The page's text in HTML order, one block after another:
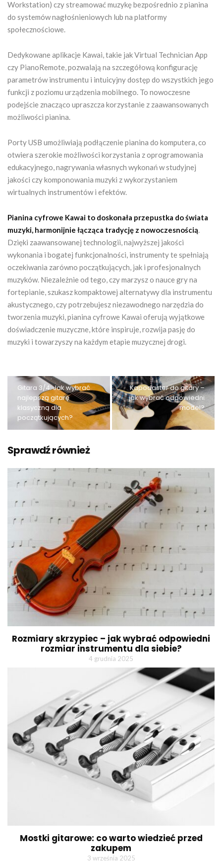
Workstation) czy streamować muzykę bezpośrednio z pianina
do systemów nagłośnieniowych lub na platformy
społecznościowe.
Dedykowane aplikacje Kawai, takie jak Virtual Technician App
czy PianoRemote, pozwalają na szczegółową konfigurację
parametrów instrumentu i intuicyjny dostęp do wszystkich jego
funkcji z poziomu urządzenia mobilnego. To nowoczesne
podejście znacząco upraszcza korzystanie z zaawansowanych
możliwości pianina.
Porty USB umożliwiają podłączenie pianina do komputera, co
otwiera szerokie możliwości korzystania z oprogramowania
edukacyjnego, nagrywania własnych wykonań w studyjnej
jakości czy komponowania muzyki z wykorzystaniem
wirtualnych instrumentów i efektów.
Pianina cyfrowe Kawai to doskonała przepustka do świata
muzyki, harmonijnie łącząca tradycję z nowoczesnością
Dzięki zaawansowanej technologii, najwyższej jakości
wykonania i bogatej funkcjonalności, instrumenty te spełniają
oczekiwania zarówno początkujących, jak i profesjonalnych
muzyków. Niezależnie od tego, czy marzysz o nauce gry na
fortepianie, szukasz kompaktowej alternatywy dla instrumentu
akustycznego, czy potrzebujesz niezawodnego narzędzia do
tworzenia muzyki, pianina cyfrowe Kawai oferują wyjątkowe
doświadczenie muzyczne, które inspiruje, rozwija pasję do
muzyki i towarzyszy na każdym etapie muzycznej drogi.
Gitara 3/4: Jak wybrać
najlepszą gitarę
klasyczną dla
początkujących?
Kapodaster do gitary –
jak wybrać odpowiedni
model?
Sprawdź również
Rozmiary skrzypiec – jak wybrać odpowiedni
rozmiar instrumentu dla siebie?
4 grudnia 2025
Mostki gitarowe: co warto wiedzieć przed
zakupem
3 września 2025